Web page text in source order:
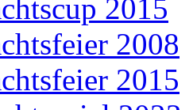
2015
2008
2015